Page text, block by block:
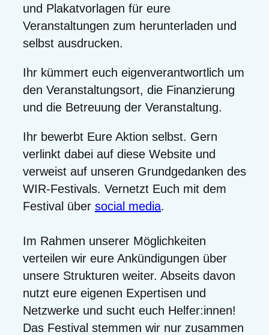
und Plakatvorlagen für eure
Veranstaltungen zum herunterladen und
selbst ausdrucken.
Ihr kümmert euch eigenverantwortlich um
den Veranstaltungsort, die Finanzierung
und die Betreuung der Veranstaltung.
Ihr bewerbt Eure Aktion selbst. Gern
verlinkt dabei auf diese Website und
verweist auf unseren Grundgedanken des
WIR-Festivals. Vernetzt Euch mit dem
Festival über social media.
Im Rahmen unserer Möglichkeiten
verteilen wir eure Ankündigungen über
unsere Strukturen weiter. Abseits davon
nutzt eure eigenen Expertisen und
Netzwerke und sucht euch Helfer:innen!
Das Festival stemmen wir nur zusammen